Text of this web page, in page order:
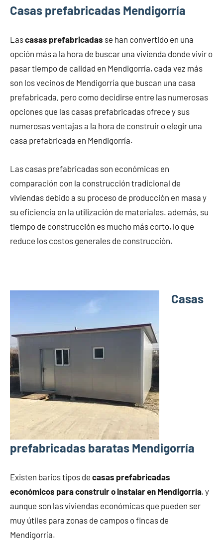
Casas prefabricadas Mendigorría
Lascasas prefabricadas se han convertido en una
opción más a la hora de buscar una vivienda donde vivir o
pasar tiempo de calidad en Mendigorría, cada vez más
son los vecinos de Mendigorría que buscan una casa
prefabricada, pero como decidirse entre las numerosas
opciones que las casas prefabricadas ofrece y sus
numerosas ventajas a la hora de construir o elegir una
casa prefabricada en Mendigorría.
Las casas prefabricadas son económicas en
comparación con la construcción tradicional de
viviendas debido a su proceso de producción en masa y
su eficiencia en la utilización de materiales. además, su
tiempo de construcción es mucho más corto, lo que
reduce los costos generales de construcción.
Casas
prefabricadas baratas Mendigorría
Existen barios tipos de casas prefabricadas
económicos para construir o instalar en Mendigorría, y
aunque son las viviendas económicas que pueden ser
muy útiles para zonas de campos o fincas de
Mendigorría.